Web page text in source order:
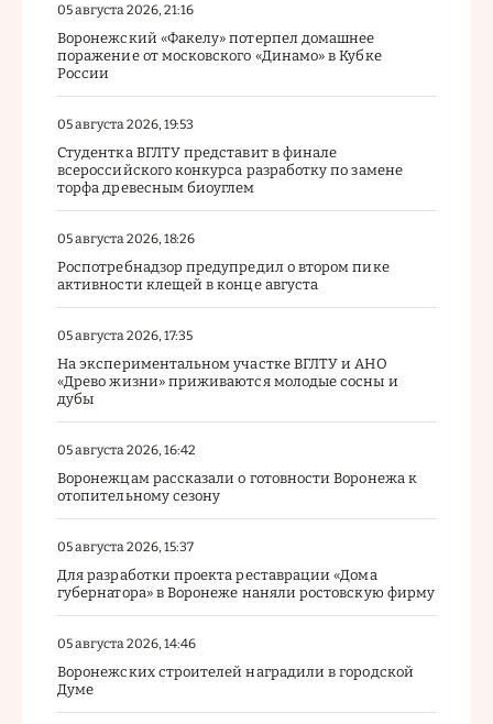
05 августа 2026, 21:16
Воронежский «Факелу» потерпел домашнее
поражение от московского «Динамо» в Кубке
России
05 августа 2026, 19:53
Студентка ВГЛТУ представит в финале
всероссийского конкурса разработку по замене
торфа древесным биоуглем
05 августа 2026, 18:26
Роспотребнадзор предупредил о втором пике
активности клещей в конце августа
05 августа 2026, 17:35
На экспериментальном участке ВГЛТУ и АНО
«Древо жизни» приживаются молодые сосны и
дубы
05 августа 2026, 16:42
Воронежцам рассказали о готовности Воронежа к
отопительному сезону
05 августа 2026, 15:37
Для разработки проекта реставрации «Дома
губернатора» в Воронеже наняли ростовскую фирму
05 августа 2026, 14:46
Воронежских строителей наградили в городской
Думе